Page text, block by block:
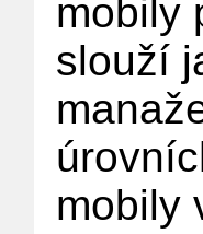
mobily
slouží
mobily